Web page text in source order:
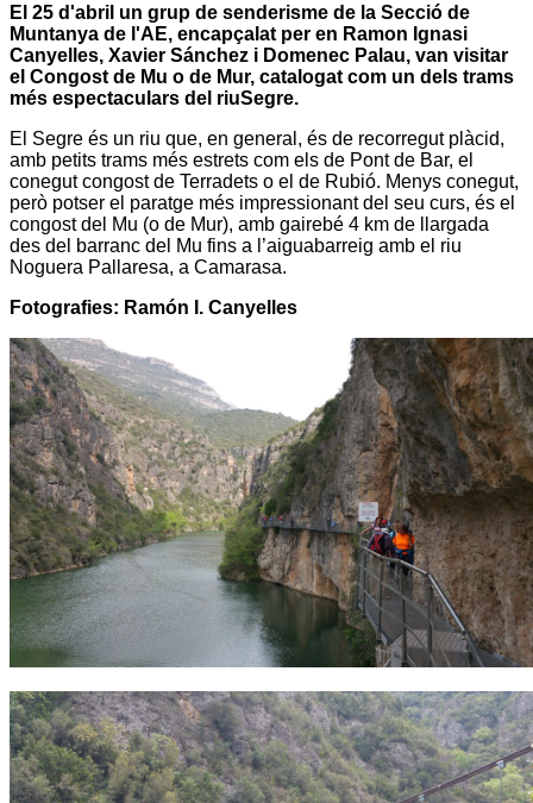
El 25 d'abril un grup de senderisme de la Secció de
Muntanya de l'AE, encapçalat per en Ramon Ignasi
Canyelles, Xavier Sánchez i Domenec Palau, van visitar
el Congost de Mu o de Mur, catalogat com un dels trams
més espectaculars del riuSegre.
El Segre és un riu que, en general, és de recorregut plàcid,
amb petits trams més estrets com els de Pont de Bar, el
conegut congost de Terradets o el de Rubió. Menys conegut,
però potser el paratge més impressionant del seu curs, és el
congost del Mu (o de Mur), amb gairebé 4 km de llargada
des del barranc del Mu fins a l’aiguabarreig amb el riu
Noguera Pallaresa, a Camarasa.
Fotografies: Ramón I. Canyelles